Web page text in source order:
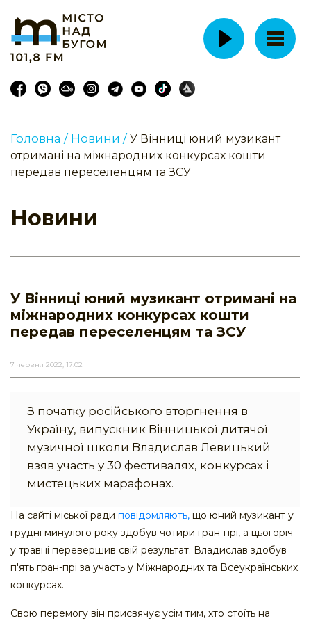
Головна / Новини / У Вінниці юний музикант
отримані на міжнародних конкурсах кошти
передав переселенцям та ЗСУ
Новини
У Вінниці юний музикант отримані на
міжнародних конкурсах кошти
передав переселенцям та ЗСУ
7 червня 2022, 17:02
З початку російського вторгнення в
Україну, випускник Вінницької дитячої
музичної школи Владислав Левицький
взяв участь у 30 фестивалях, конкурсах і
мистецьких марафонах.
На сайті міської ради повідомляють, що юний музикант у
грудні минулого року здобув чотири гран-прі, а цьогоріч
у травні перевершив свій результат. Владислав здобув
п'ять гран-прі за участь у Міжнародних та Всеукраїнських
конкурсах.
Свою перемогу він присвячує усім тим, хто стоїть на